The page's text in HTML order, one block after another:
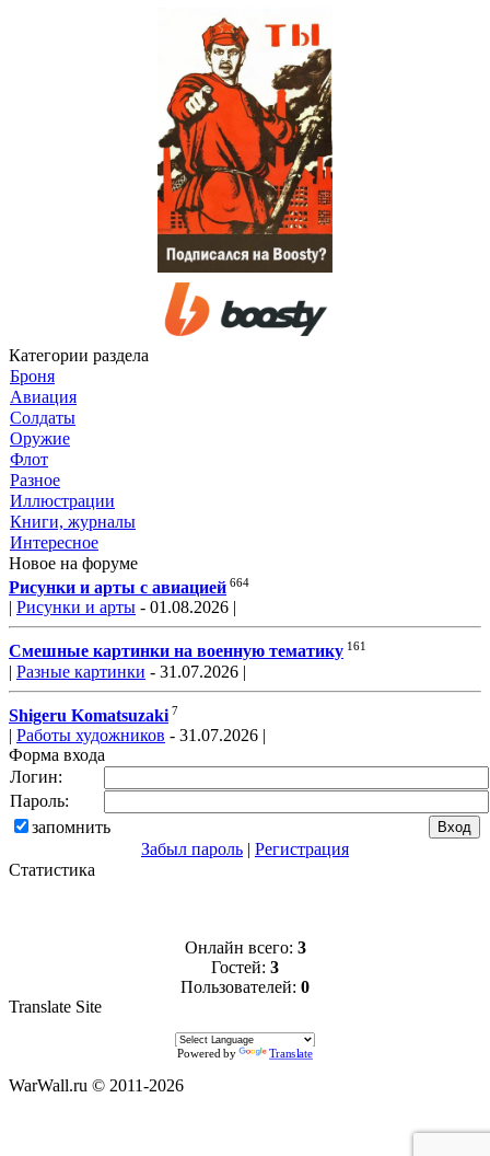
Категории раздела
Броня
Авиация
Солдаты
Оружие
Флот
Разное
Иллюстрации
Книги, журналы
Интересное
Новое на форуме
Рисунки и арты с авиацией 664
| Рисунки и арты - 01.08.2026 |
Смешные картинки на военную тематику 161
| Разные картинки - 31.07.2026 |
Shigeru Komatsuzaki 7
| Работы художников - 31.07.2026 |
Форма входа
Логин:
Пароль:
запомнить
Забыл пароль | Регистрация
Статистика
Онлайн всего: 3
Гостей: 3
Пользователей: 0
Translate Site
Powered by Translate
WarWall.ru © 2011-2026